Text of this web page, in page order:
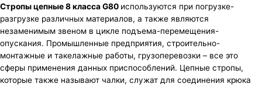
Стропы цепные 8 класса G80 используются при погрузке-
разгрузке различных материалов, а также являются
незаменимым звеном в цикле подъема-перемещения-
опускания. Промышленные предприятия, строительно-
монтажные и такелажные работы, грузоперевозки – все это
сферы применения данных приспособлений. Цепные стропы,
которые также называют чалки, служат для соединения крюка